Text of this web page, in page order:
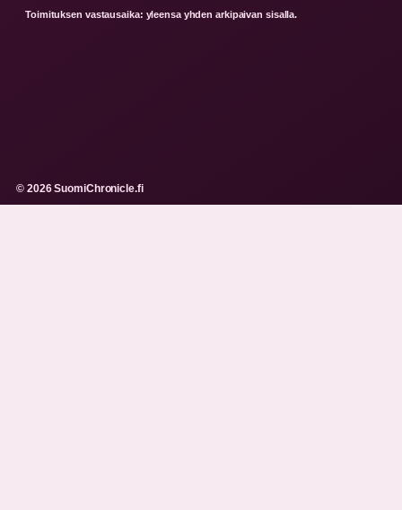
Toimituksen vastausaika: yleensa yhden arkipaivan sisalla.
© 2026 SuomiChronicle.fi